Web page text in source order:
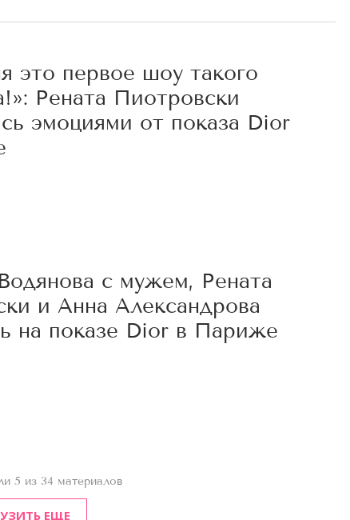
это первое шоу такого
Рената Пиотровски
эмоциями от показа Dior
с мужем, Рената
и Анна Александрова
на показе Dior в Париже
5 из 34 материалов
ЕЩЕ